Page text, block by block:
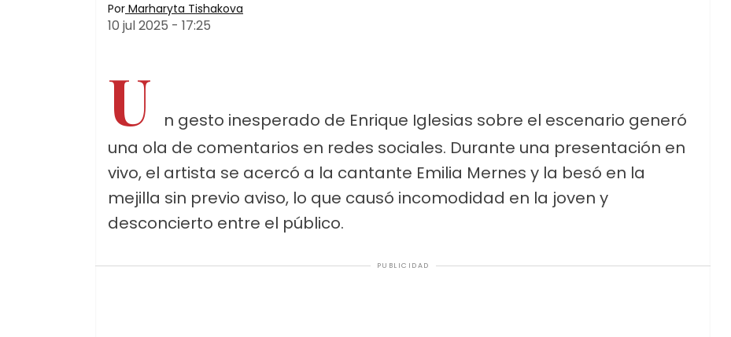
Por Marharyta Tishakova
10 jul 2025 - 17:25
U
n gesto inesperado de Enrique Iglesias sobre el escenario generó
una ola de comentarios en redes sociales. Durante una presentación en
vivo, el artista se acercó a la cantante Emilia Mernes y la besó en la
mejilla sin previo aviso, lo que causó incomodidad en la joven y
desconcierto entre el público.
PUBLICIDAD